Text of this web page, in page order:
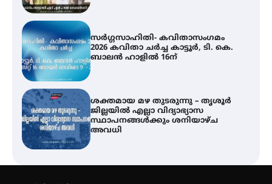
സർഗ്ഗസാഹിതി- കവിതാസംഗമം
2026 കവിതാ ചർച്ച കാട്ടൂർ, ടി. കെ.
ബാലൻ ഹാളിൽ 16ന്
ശക്തമായ മഴ തുടരുന്നു – തൃശൂർ
ജില്ലയിൽ എല്ലാ വിദ്യാഭ്യാസ
സ്ഥാപനങ്ങൾക്കും ശനിയാഴ്ച
അവധി